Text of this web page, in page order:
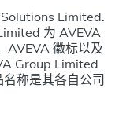
Limited.
为 AVEVA
AVEVA 徽标以及
Group Limited
称是其各自公司